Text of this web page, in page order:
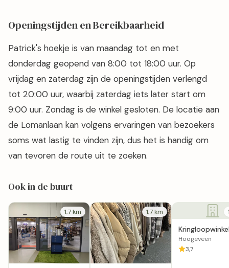
Openingstijden en Bereikbaarheid
Patrick's hoekje is van maandag tot en met
donderdag geopend van 8:00 tot 18:00 uur. Op
vrijdag en zaterdag zijn de openingstijden verlengd
tot 20:00 uur, waarbij zaterdag iets later start om
9:00 uur. Zondag is de winkel gesloten. De locatie aan
de Lomanlaan kan volgens ervaringen van bezoekers
soms wat lastig te vinden zijn, dus het is handig om
van tevoren de route uit te zoeken.
Ook in de buurt
1,7 km 1,7 km
WerkPro
Hoogeveen
3,7